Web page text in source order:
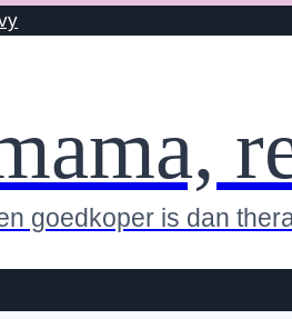
goedkoper is dan